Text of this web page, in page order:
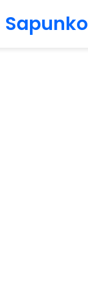
Sapunko